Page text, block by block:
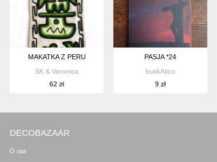
MAKATKA Z PERU
SK & Veronica
62 zł
PASJA *24
butikAtico
9 zł
DECOBAZAAR
O nas